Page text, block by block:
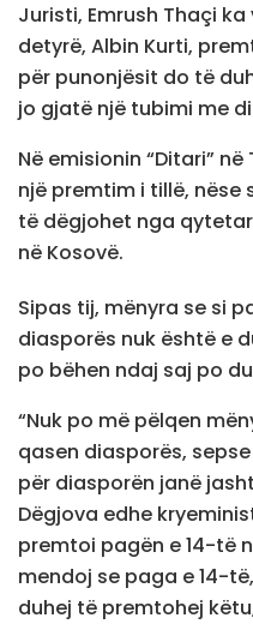
Juristi, Emrush Thaçi
detyrë, Albin Kurti,
për punonjësit do të
jo gjatë një tubimi me
Në emisionin “Ditari”
një premtim i tillë, nëse
të dëgjohet nga
në Kosovë.
Sipas tij, mënyra se si
diasporës nuk është e
po bëhen ndaj saj po
“Nuk po më pëlqen
qasen diasporës,
për diasporën janë
Dëgjova edhe
premtoi pagën e 14-të
mendoj se paga e 14-
duhej të premtohej